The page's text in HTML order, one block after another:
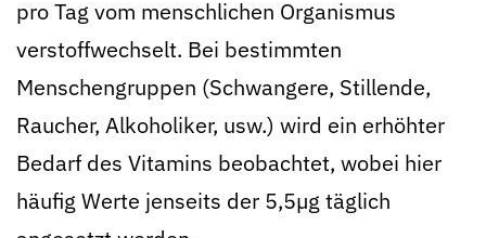
pro Tag vom menschlichen Organismus
verstoffwechselt. Bei bestimmten
Menschengruppen (Schwangere, Stillende,
Raucher, Alkoholiker, usw.) wird ein erhöhter
Bedarf des Vitamins beobachtet, wobei hier
häufig Werte jenseits der 5,5µg täglich